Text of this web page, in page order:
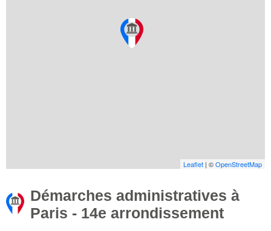
Leaflet | ©OpenStreetMap
Démarches administratives à
Paris - 14e arrondissement